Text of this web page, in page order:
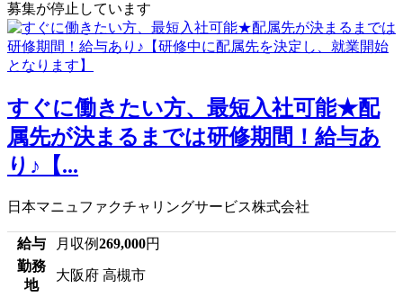
募集が停止しています
すぐに働きたい方、最短入社可能★配
属先が決まるまでは研修期間！給与あ
り♪【...
日本マニュファクチャリングサービス株式会社
給与 月収例269,000円
勤務
地
大阪府 高槻市